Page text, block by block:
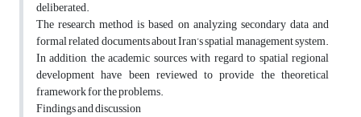
deliberated.
The research method is based on analyzing secondary data and
formal related documents about Iran’s spatial management system.
In addition, the academic sources with regard to spatial regional
development have been reviewed to provide the theoretical
framework for the problems.
Findings and discussion